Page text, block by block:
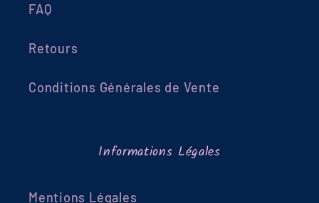
FAQ
Retours
Conditions Générales de Vente
Informations Légales
Mentions Légales